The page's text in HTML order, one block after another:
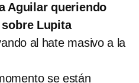
Aguilar queriendo
Lupita
al hate masivo a la
se están